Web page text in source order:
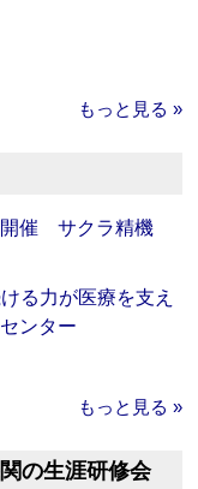
もっと見る »
開催 サクラ精機
る力が医療を支え
ンター
もっと見る »
の生涯研修会